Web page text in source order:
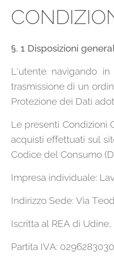
§. 1 Disposizioni
L'utente navigando
trasmissione di un
Protezione dei Dati
Le presenti Condizioni
acquisti effettuati sul
Codice del Consumo
Impresa individuale:
Indirizzo Sede: Via
Iscritta al REA di
Partita IVA: